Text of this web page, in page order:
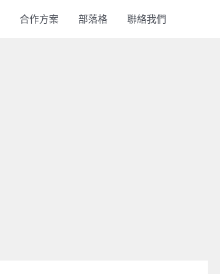
合作方案 部落格 聯絡我們